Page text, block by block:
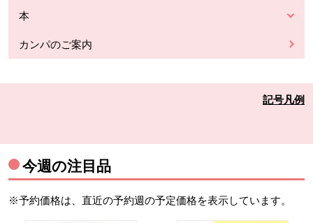
本
カンパのご案内
記号凡例
今週の注目品
※予約価格は、直近の予約週の予定価格を表示しています。